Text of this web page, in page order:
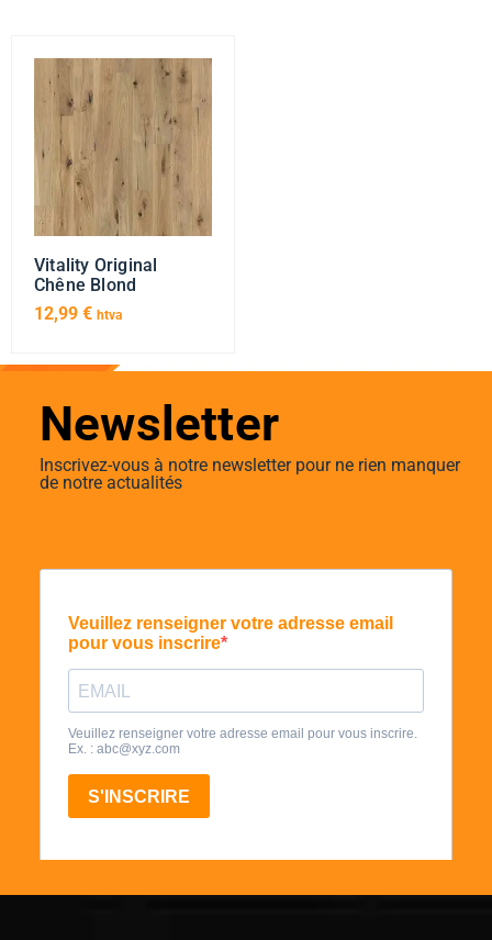
Vitality Original
Chêne Blond
12,99 € htva
Newsletter
Inscrivez-vous à notre newsletter pour ne rien manquer
de notre actualités